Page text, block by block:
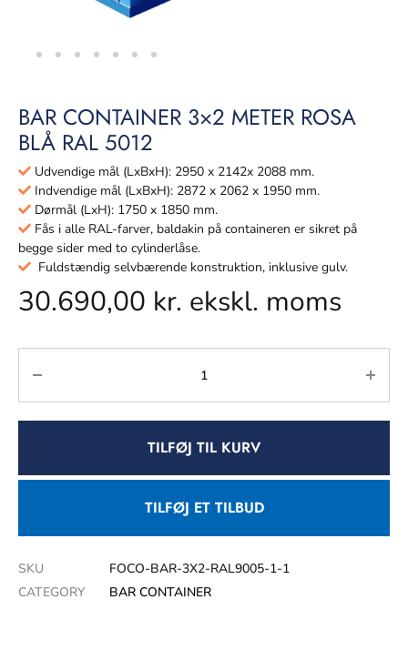
BAR CONTAINER 3×2 METER ROSA
BLÅ RAL 5012
Udvendige mål (LxBxH): 2950 x 2142x 2088 mm.
Indvendige mål (LxBxH): 2872 x 2062 x 1950 mm.
Dørmål (LxH): 1750 x 1850 mm.
Fås i alle RAL-farver, baldakin på containeren er sikret på
begge sider med to cylinderlåse.
Fuldstændig selvbærende konstruktion, inklusive gulv.
30.690,00 kr. ekskl. moms
TILFØJ TIL KURV
TILFØJ ET TILBUD
SKU
FOCO-BAR-3X2-RAL9005-1-1
CATEGORY
BAR CONTAINER